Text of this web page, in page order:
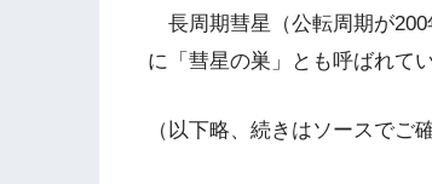
長周期彗星（公転周期が200
に「彗星の巣」とも呼ばれてい
（以下略、続きはソースでご